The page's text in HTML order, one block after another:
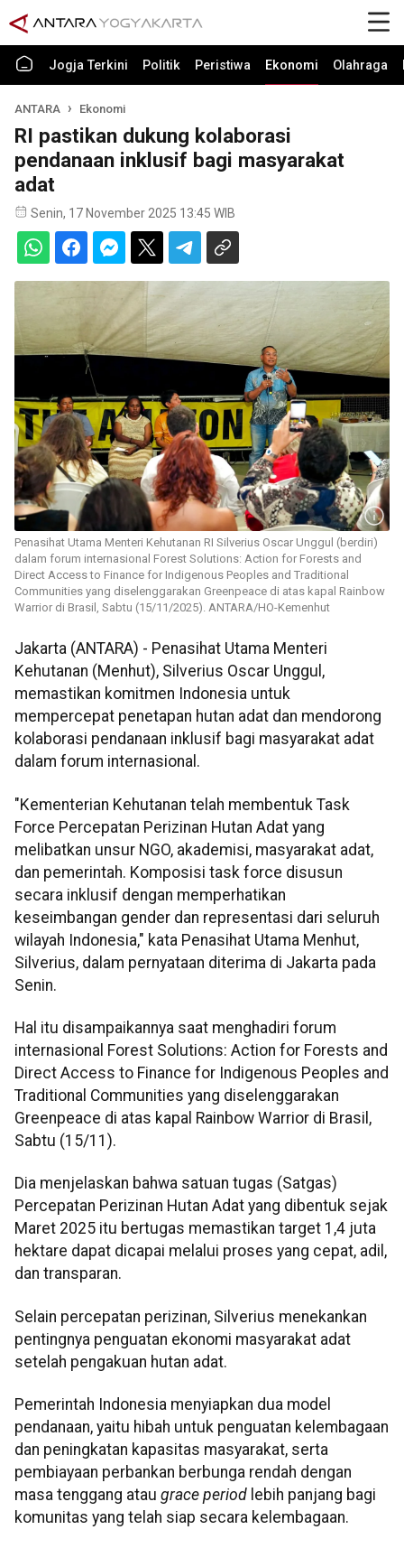
Jogja Terkini Politik Peristiwa Ekonomi Olahraga
ANTARA Ekonomi
RI pastikan dukung kolaborasi
pendanaan inklusif bagi masyarakat
adat
Senin, 17 November 2025 13:45 WIB
Penasihat Utama Menteri Kehutanan RI Silverius Oscar Unggul (berdiri)
dalam forum internasional Forest Solutions: Action for Forests and
Direct Access to Finance for Indigenous Peoples and Traditional
Communities yang diselenggarakan Greenpeace di atas kapal Rainbow
Warrior di Brasil, Sabtu (15/11/2025). ANTARA/HO-Kemenhut
Jakarta (ANTARA) - Penasihat Utama Menteri
Kehutanan (Menhut), Silverius Oscar Unggul,
memastikan komitmen Indonesia untuk
mempercepat penetapan hutan adat dan mendorong
kolaborasi pendanaan inklusif bagi masyarakat adat
dalam forum internasional.
"Kementerian Kehutanan telah membentuk Task
Force Percepatan Perizinan Hutan Adat yang
melibatkan unsur NGO, akademisi, masyarakat adat,
dan pemerintah. Komposisi task force disusun
secara inklusif dengan memperhatikan
keseimbangan gender dan representasi dari seluruh
wilayah Indonesia," kata Penasihat Utama Menhut,
Silverius, dalam pernyataan diterima di Jakarta pada
Senin.
Hal itu disampaikannya saat menghadiri forum
internasional Forest Solutions: Action for Forests and
Direct Access to Finance for Indigenous Peoples and
Traditional Communities yang diselenggarakan
Greenpeace di atas kapal Rainbow Warrior di Brasil,
Sabtu (15/11).
Dia menjelaskan bahwa satuan tugas (Satgas)
Percepatan Perizinan Hutan Adat yang dibentuk sejak
Maret 2025 itu bertugas memastikan target 1,4 juta
hektare dapat dicapai melalui proses yang cepat, adil,
dan transparan.
Selain percepatan perizinan, Silverius menekankan
pentingnya penguatan ekonomi masyarakat adat
setelah pengakuan hutan adat.
Pemerintah Indonesia menyiapkan dua model
pendanaan, yaitu hibah untuk penguatan kelembagaan
dan peningkatan kapasitas masyarakat, serta
pembiayaan perbankan berbunga rendah dengan
masa tenggang atau grace period lebih panjang bagi
komunitas yang telah siap secara kelembagaan.